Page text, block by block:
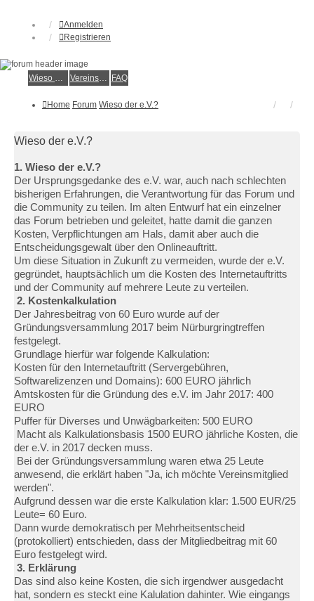
Anmelden
Registrieren
Wieso der e.V.? Vereinsmitglied werden FAQ
Home Forum Wieso der e.V.?
Wieso der e.V.?
1. Wieso der e.V.?
Der Ursprungsgedanke des e.V. war, auch nach schlechten
bisherigen Erfahrungen, die Verantwortung für das Forum und
die Community zu teilen. Im alten Entwurf hat ein einzelner
das Forum betrieben und geleitet, hatte damit die ganzen
Kosten, Verpflichtungen am Hals, damit aber auch die
Entscheidungsgewalt über den Onlineauftritt.
Um diese Situation in Zukunft zu vermeiden, wurde der e.V.
gegründet, hauptsächlich um die Kosten des Internetauftritts
und der Community auf mehrere Leute zu verteilen.
2. Kostenkalkulation
Der Jahresbeitrag von 60 Euro wurde auf der
Gründungsversammlung 2017 beim Nürburgringtreffen
festgelegt.
Grundlage hierfür war folgende Kalkulation:
Kosten für den Internetauftritt (Servergebühren,
Softwarelizenzen und Domains): 600 EURO jährlich
Amtskosten für die Gründung des e.V. im Jahr 2017: 400
EURO
Puffer für Diverses und Unwägbarkeiten: 500 EURO
Macht als Kalkulationsbasis 1500 EURO jährliche Kosten, die
der e.V. in 2017 decken muss.
Bei der Gründungsversammlung waren etwa 25 Leute
anwesend, die erklärt haben "Ja, ich möchte Vereinsmitglied
werden".
Aufgrund dessen war die erste Kalkulation klar: 1.500 EUR/25
Leute= 60 Euro.
Dann wurde demokratisch per Mehrheitsentscheid
(protokolliert) entschieden, dass der Mitgliedbeitrag mit 60
Euro festgelegt wird.
3. Erklärung
Das sind also keine Kosten, die sich irgendwer ausgedacht
hat, sondern es steckt eine Kalulation dahinter. Wie eingangs